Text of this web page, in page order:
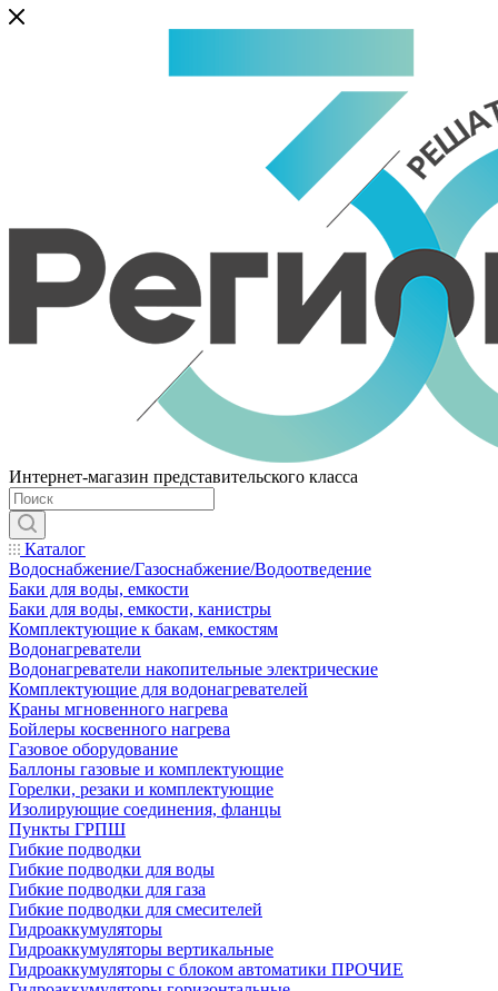
Интернет-магазин представительского класса
Каталог
Водоснабжение/Газоснабжение/Водоотведение
Баки для воды, емкости
Баки для воды, емкости, канистры
Комплектующие к бакам, емкостям
Водонагреватели
Водонагреватели накопительные электрические
Комплектующие для водонагревателей
Краны мгновенного нагрева
Бойлеры косвенного нагрева
Газовое оборудование
Баллоны газовые и комплектующие
Горелки, резаки и комплектующие
Изолирующие соединения, фланцы
Пункты ГРПШ
Гибкие подводки
Гибкие подводки для воды
Гибкие подводки для газа
Гибкие подводки для смесителей
Гидроаккумуляторы
Гидроаккумуляторы вертикальные
Гидроаккумуляторы с блоком автоматики ПРОЧИЕ